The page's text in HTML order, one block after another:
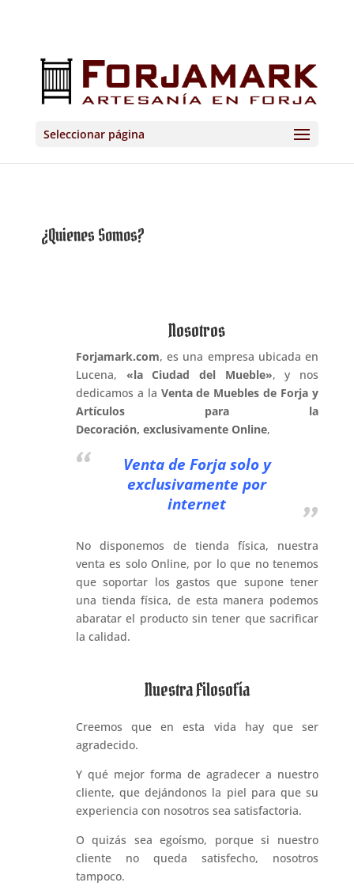
Seleccionar página
¿Quienes Somos?
Nosotros
Forjamark.com, es una empresa ubicada en
Lucena, «la Ciudad del Mueble», y nos
dedicamos a la Venta de Muebles de Forja y
Artículos para la
Decoración, exclusivamente Online,
Venta de Forja solo y
exclusivamente por
internet
No disponemos de tienda física, nuestra
venta es solo Online, por lo que no tenemos
que soportar los gastos que supone tener
una tienda física, de esta manera podemos
abaratar el producto sin tener que sacrificar
la calidad.
Nuestra Filosofía
Creemos que en esta vida hay que ser
agradecido.
Y qué mejor forma de agradecer a nuestro
cliente, que dejándonos la piel para que su
experiencia con nosotros sea satisfactoria.
O quizás sea egoísmo, porque si nuestro
cliente no queda satisfecho, nosotros
tampoco.